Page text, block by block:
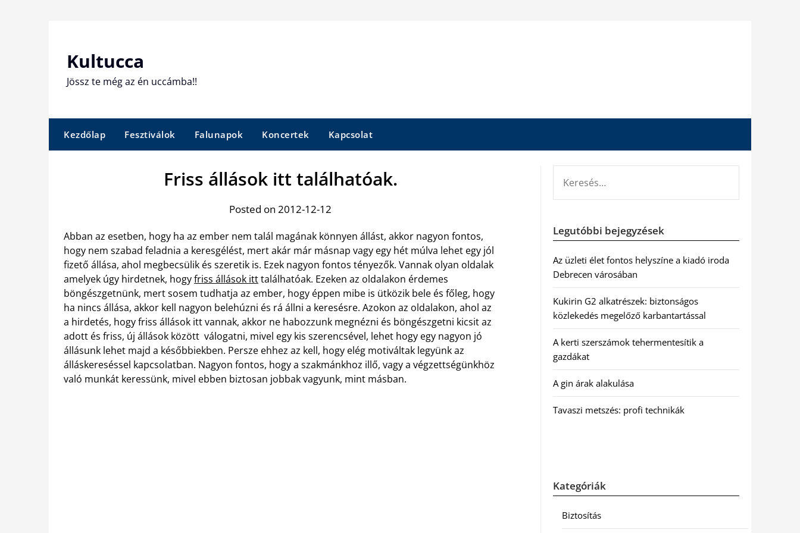
Kultucca
Jössz te még az én uccámba!!
Kezdőlap Fesztiválok Falunapok Koncertek Kapcsolat
Friss állások itt találhatóak.
Posted on 2012-12-12
Abban az esetben, hogy ha az ember nem talál magának könnyen állást, akkor nagyon fontos,
hogy nem szabad feladnia a keresgélést, mert akár már másnap vagy egy hét múlva lehet egy jól
fizető állása, ahol megbecsülik és szeretik is. Ezek nagyon fontos tényezők. Vannak olyan oldalak
amelyek úgy hirdetnek, hogyfriss állások itttalálhatóak. Ezeken az oldalakon érdemes
böngészgetnünk, mert sosem tudhatja az ember, hogy éppen mibe is ütközik bele és főleg, hogy
ha nincs állása, akkor kell nagyon belehúzni és rá állni a keresésre. Azokon az oldalakon, ahol az
a hirdetés, hogy friss állások itt vannak, akkor ne habozzunk megnézni és böngészgetni kicsit az
adott és friss, új állások között válogatni, mivel egy kis szerencsével, lehet hogy egy nagyon jó
állásunk lehet majd a későbbiekben. Persze ehhez az kell, hogy elég motiváltak legyünk az
álláskereséssel kapcsolatban. Nagyon fontos, hogy a szakmánkhoz illő, vagy a végzettségünkhöz
való munkát keressünk, mivel ebben biztosan jobbak vagyunk, mint másban.
Legutóbbi bejegyzések
Az üzleti élet fontos helyszíne a kiadó iroda
Debrecen városában
Kukirin G2 alkatrészek: biztonságos
közlekedés megelőző karbantartással
A kerti szerszámok tehermentesítik a
gazdákat
A gin árak alakulása
Tavaszi metszés: profi technikák
Kategóriák
Biztosítás